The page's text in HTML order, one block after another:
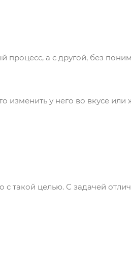
процесс, а с другой, без
изменить у него во вкусе или
такой целью. С задачей